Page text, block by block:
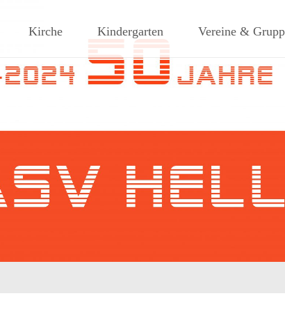
Dorf am Rande des
Kirche Kindergarten Vereine &